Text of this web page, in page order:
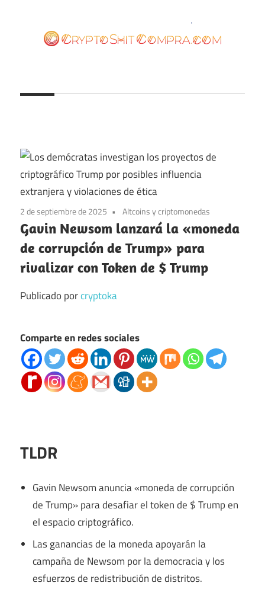
contenido
2 de septiembre de 2025 Altcoins y criptomonedas
Gavin Newsom lanzará la «moneda
de corrupción de Trump» para
rivalizar con Token de $ Trump
Publicado porcryptoka
Comparte en redes sociales
TLDR
Gavin Newsom anuncia «moneda de corrupción
de Trump» para desafiar el token de $ Trump en
el espacio criptográfico.
Las ganancias de la moneda apoyarán la
campaña de Newsom por la democracia y los
esfuerzos de redistribución de distritos.